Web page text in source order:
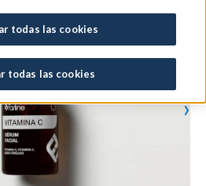
›
todas las cookies
todas las cookies